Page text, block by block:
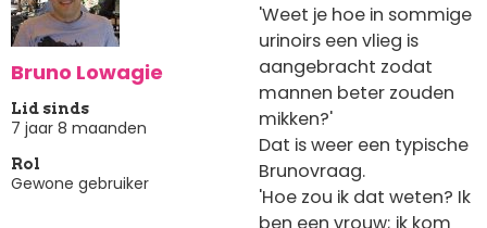
Bruno Lowagie
Lid sinds
7 jaar 8 maanden
Rol
Gewone gebruiker
'Weet je hoe in sommige
urinoirs een vlieg is
aangebracht zodat
mannen beter zouden
mikken?'
Dat is weer een typische
Brunovraag.
'Hoe zou ik dat weten? Ik
ben een vrouw; ik kom